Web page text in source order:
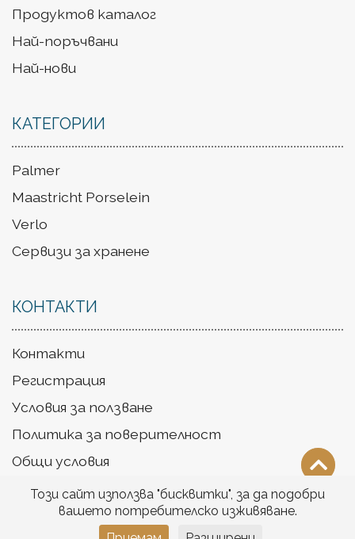
Продуктов каталог
Най-поръчвани
Най-нови
КАТЕГОРИИ
Palmer
Maastricht Porselein
Verlo
Сервизи за хранене
КОНТАКТИ
Контакти
Регистрация
Условия за ползване
Политика за поверителност
Общи условия
Доставка
Този сайт използва "бисквитки", за да подобри
вашето потребителско изживяване.